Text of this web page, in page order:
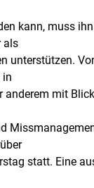
kann, muss
als
unterstützen.
in
anderem mit
statt. Eine